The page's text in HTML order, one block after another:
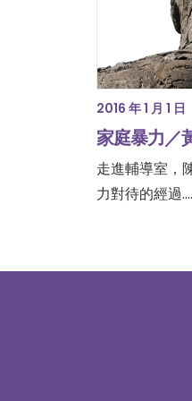
2016 年 1 月 1 日
家庭暴力／
走進輔導室，
力對待的經過